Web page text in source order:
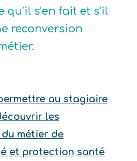
s’en fait et s’il
reconversion
au stagiaire
les
métier de
et protection santé